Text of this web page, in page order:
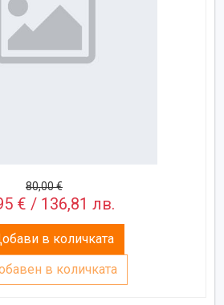
80,00 €
€ / 136,81 лв.
в количката
в количката